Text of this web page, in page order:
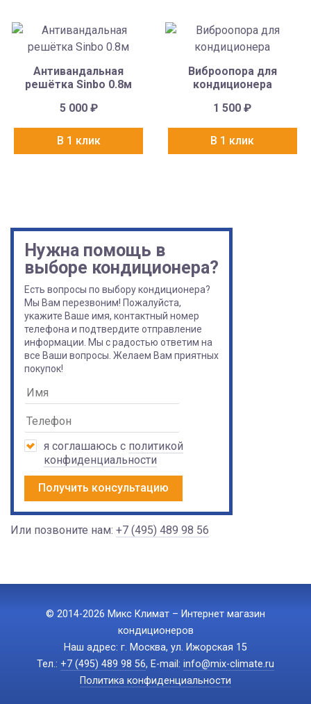
Антивандальная
решётка Sinbo 0.8м
5 000 ₽
В 1 клик
Виброопора для
кондиционера
1 500₽
В 1 клик
Нужна помощь в
выборе кондиционера?
Есть вопросы по выбору кондиционера?
Мы Вам перезвоним! Пожалуйста,
укажите Ваше имя, контактный номер
телефона и подтвердите отправление
информации. Мы с радостью ответим на
все Ваши вопросы. Желаем Вам приятных
покупок!
я соглашаюсь с политикой
конфиденциальности
Получить консультацию
Или позвоните нам: +7 (495) 489 98 56
© 2014-2026 Микс Климат – Интернет магазин
кондиционеров
Наш адрес: г. Москва, ул. Ижорская 15
Тел.: +7 (495) 489 98 56, E-mail: info@mix-climate.ru
Политика конфиденциальности